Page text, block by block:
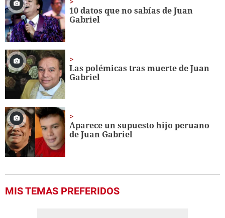
minute,
56
seconds
10 datos que no sabías de Juan
Gabriel
Las polémicas tras muerte de Juan
Gabriel
Aparece un supuesto hijo peruano
de Juan Gabriel
MIS TEMAS PREFERIDOS